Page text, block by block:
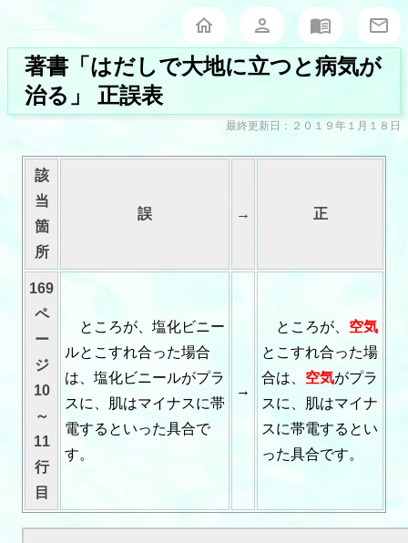
著書「はだしで大地に立つと病気が
治る」 正誤表
最終更新日：２０１９年１月１８日
該
当
箇
所
誤 → 正
169
ペ
ー
ジ
10
～
11
行
目
ところが、塩化ビニー
ルとこすれ合った場合
は、塩化ビニールがプラ
スに、肌はマイナスに帯
電するといった具合で
す。
→
ところが、 空気
とこすれ合った場
合は、 空気がプラ
スに、肌はマイナ
スに帯電するとい
った具合です。